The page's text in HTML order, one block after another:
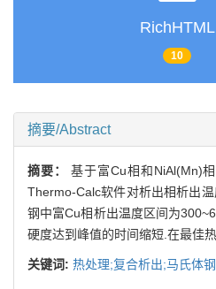
RichHTML
10
摘要/Abstract
摘要：基于富Cu相和NiAl(Mn)
Thermo-Calc软件对析出相析出
钢中富Cu相析出温度区间为
硬度达到峰值的时间缩短.在最佳
关键词: 热处理;复合析出;马氏体